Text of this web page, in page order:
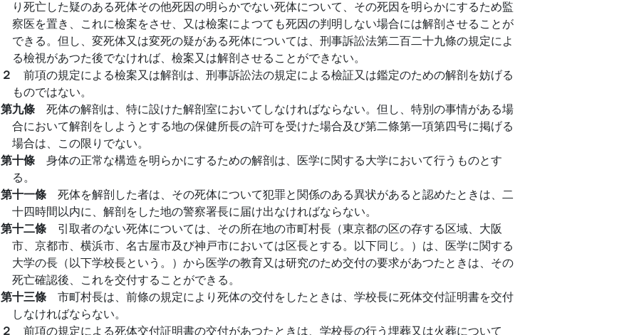
り死亡した疑のある死体その他死因の明らかでない死体について、その死因を明らかにするため監
察医を置き、これに檢案をさせ、又は檢案によつても死因の判明しない場合には解剖させることが
できる。但し、変死体又は変死の疑がある死体については、刑事訴訟法第二百二十九條の規定によ
る檢視があつた後でなければ、檢案又は解剖させることができない。
２ 前項の規定による檢案又は解剖は、刑事訴訟法の規定による檢証又は鑑定のための解剖を妨げる
ものではない。
第九條 死体の解剖は、特に設けた解剖室においてしなければならない。但し、特別の事情がある場
合において解剖をしようとする地の保健所長の許可を受けた場合及び第二條第一項第四号に掲げる
場合は、この限りでない。
第十條 身体の正常な構造を明らかにするための解剖は、医学に関する大学において行うものとす
る。
第十一條 死体を解剖した者は、その死体について犯罪と関係のある異状があると認めたときは、二
十四時間以内に、解剖をした地の警察署長に届け出なければならない。
第十二條 引取者のない死体については、その所在地の市町村長（東京都の区の存する区域、大阪
市、京都市、横浜市、名古屋市及び神戸市においては区長とする。以下同じ。）は、医学に関する
大学の長（以下学校長という。）から医学の教育又は研究のため交付の要求があつたときは、その
死亡確認後、これを交付することができる。
第十三條 市町村長は、前條の規定により死体の交付をしたときは、学校長に死体交付証明書を交付
しなければならない。
２ 前項の規定による死体交付証明書の交付があつたときは、学校長の行う埋葬又は火葬について